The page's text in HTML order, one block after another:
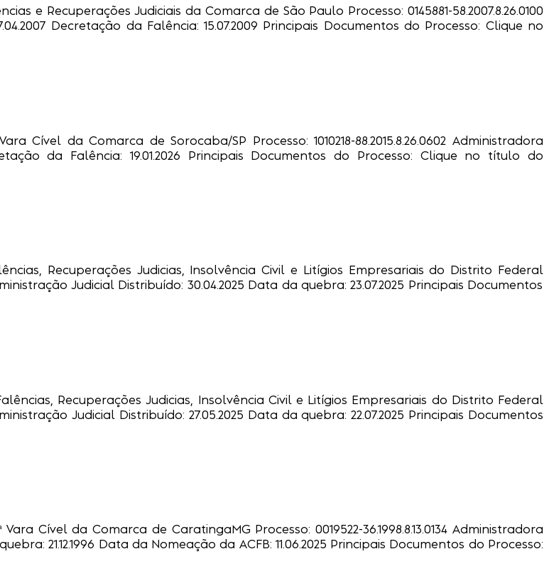
e Recuperações Judiciais da Comarca de São Paulo Processo: 0145881-58.2007.8.26.0100
Decretação da Falência: 15.07.2009 Principais Documentos do Processo: Clique no
Cível da Comarca de Sorocaba/SP Processo: 1010218-88.2015.8.26.0602 Administradora
da Falência: 19.01.2026 Principais Documentos do Processo: Clique no título do
Recuperações Judicias, Insolvência Civil e Litígios Empresariais do Distrito Federal
Judicial Distribuído: 30.04.2025 Data da quebra: 23.07.2025 Principais Documentos
Recuperações Judicias, Insolvência Civil e Litígios Empresariais do Distrito Federal
Judicial Distribuído: 27.05.2025 Data da quebra: 22.07.2025 Principais Documentos
Cível da Comarca de CaratingaMG Processo: 0019522-36.1998.8.13.0134 Administradora
21.12.1996 Data da Nomeação da ACFB: 11.06.2025 Principais Documentos do Processo: